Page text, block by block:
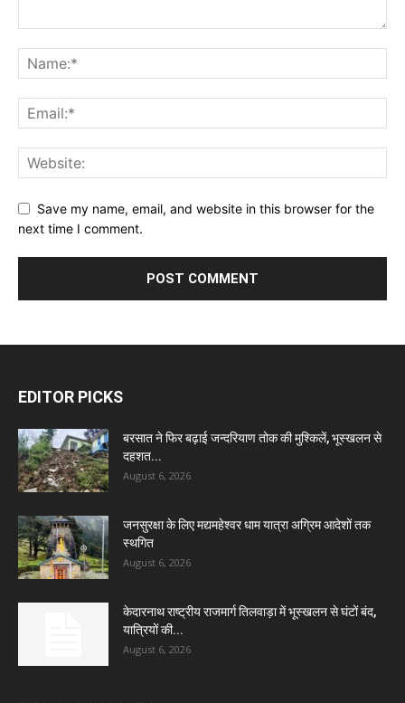
Save my name, email, and website in this browser for the
next time I comment.
EDITOR PICKS
बरसात ने फिर बढ़ाई जन्दरियाण तोक की मुश्किलें, भूस्खलन से
दहशत...
August 6, 2026
जनसुरक्षा के लिए मद्यमहेश्वर धाम यात्रा अग्रिम आदेशों तक
स्थगित
August 6, 2026
केदारनाथ राष्ट्रीय राजमार्ग तिलवाड़ा में भूस्खलन से घंटों बंद,
यात्रियों की...
August 6, 2026